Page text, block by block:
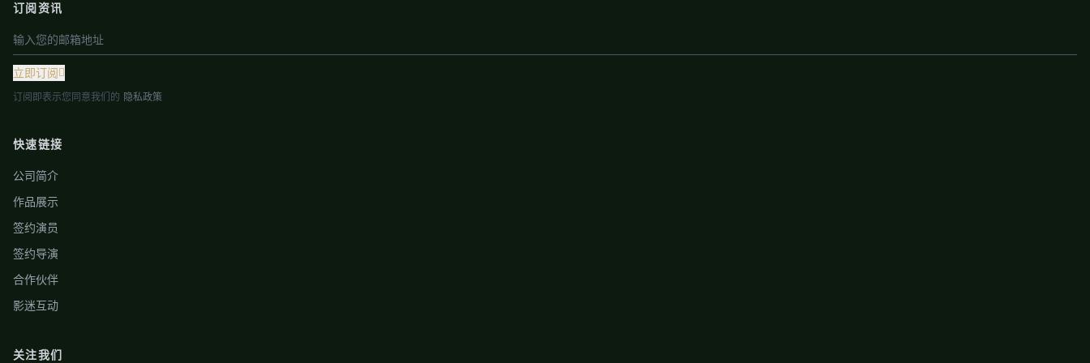
订阅资讯
立即订阅
订阅即表示您同意我们的 隐私政策
快速链接
公司简介
作品展示
签约演员
签约导演
合作伙伴
影迷互动
关注我们